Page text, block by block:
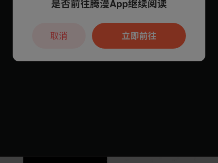
是否前往腾漫App继续阅读
立即前往
取消